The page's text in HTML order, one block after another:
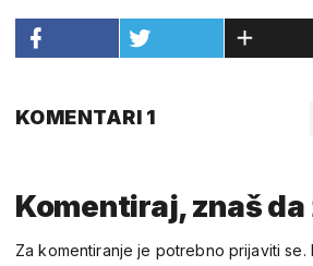
KOMENTARI 1
Komentiraj, znaš
Za komentiranje je potrebno prijaviti se.